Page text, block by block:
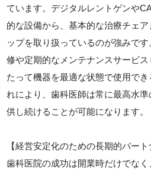
ています。デジタルレントゲンや
的な設備から、基本的な治療チェ
ップを取り扱っているのが強みで
修や定期的なメンテナンスサービ
たって機器を最適な状態で使用で
れにより、歯科医師は常に最高水
供し続けることが可能になります。
【経営安定化のための長期的パート
歯科医院の成功は開業時だけでな